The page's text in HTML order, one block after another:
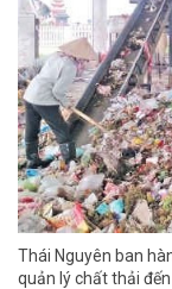
Thái Nguyên ban
quản lý chất thải